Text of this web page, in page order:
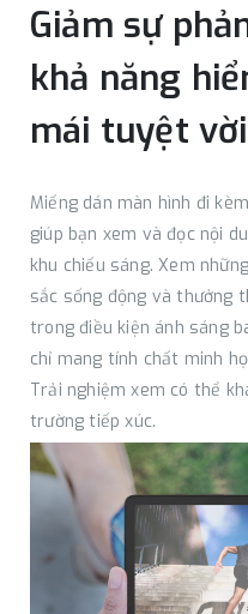
Giảm sự
khả năng
mái tuyệt vời
Miếng dán màn hình đi
giúp bạn xem và đọc nội
khu chiếu sáng. Xem
sắc sống động và thưởng
trong điều kiện ánh sáng
chỉ mang tính chất minh
Trải nghiệm xem có thể
trường tiếp xúc.